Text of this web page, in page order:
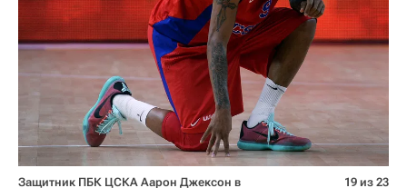
Защитник ПБК ЦСКА Аарон Джексон в 19 из 23